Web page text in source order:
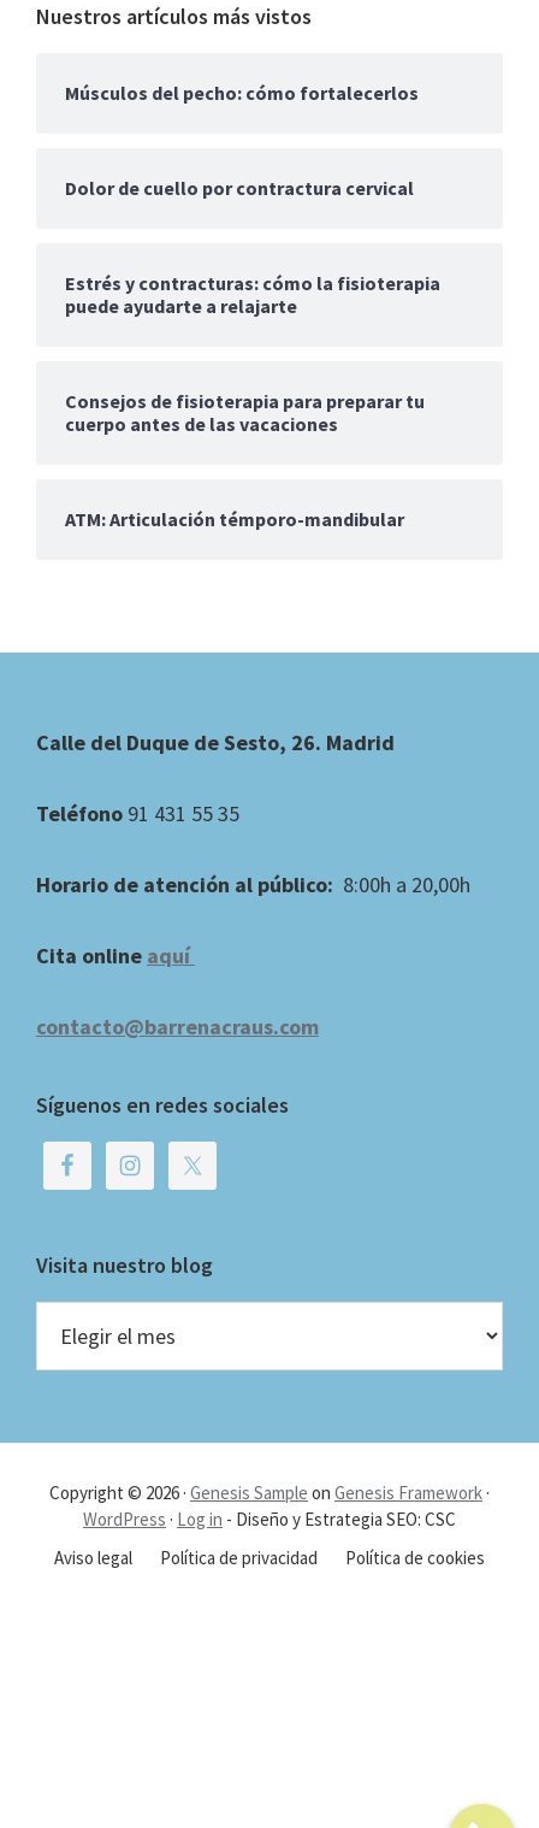
Nuestros artículos más vistos
Músculos del pecho: cómo fortalecerlos
Dolor de cuello por contractura cervical
Estrés y contracturas: cómo la fisioterapia
puede ayudarte a relajarte
Consejos de fisioterapia para preparar tu
cuerpo antes de las vacaciones
ATM: Articulación témporo-mandibular
Footer
Calle del Duque de Sesto, 26. Madrid
Teléfono 91 431 55 35
Horario de atención al público: 8:00h a 20,00h
Cita online aquí
contacto@barrenacraus.com
Síguenos en redes sociales
Visita nuestro blog
nuestro
Copyright © 2026 · Genesis Sample on Genesis Framework ·
WordPress · Log in - Diseño y Estrategia SEO: CSC
Aviso legal
Política de privacidad Política de cookies